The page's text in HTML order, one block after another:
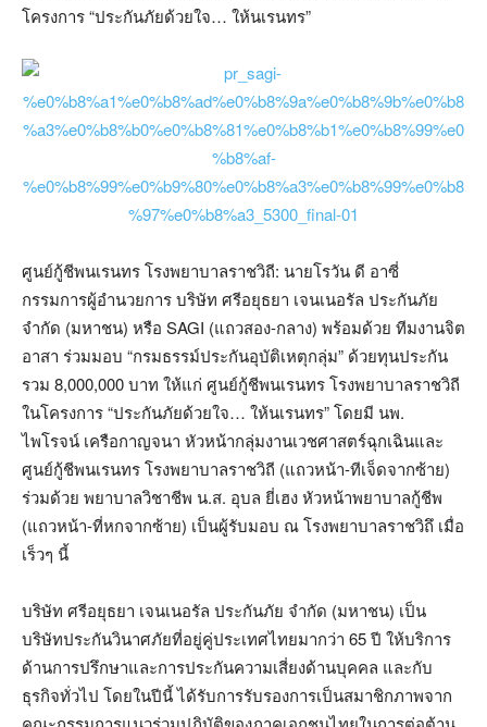
โครงการ “ประกันภัยด้วยใจ… ให้นเรนทร”
ศูนย์กู้ชีพนเรนทร โรงพยาบาลราชวิถี: นายโรวัน ดี อาซี่
กรรมการผู้อำนวยการ บริษัท ศรีอยุธยา เจนเนอรัล ประกันภัย
จำกัด (มหาชน) หรือ SAGI (แถวสอง-กลาง) พร้อมด้วย ทีมงานจิต
อาสา ร่วมมอบ “กรมธรรม์ประกันอุบัติเหตุกลุ่ม” ด้วยทุนประกัน
รวม 8,000,000 บาท ให้แก่ ศูนย์กู้ชีพนเรนทร โรงพยาบาลราชวิถี
ในโครงการ “ประกันภัยด้วยใจ… ให้นเรนทร” โดยมี นพ.
ไพโรจน์ เครือกาญจนา หัวหน้ากลุ่มงานเวชศาสตร์ฉุกเฉินและ
ศูนย์กู้ชีพนเรนทร โรงพยาบาลราชวิถี (แถวหน้า-ทีเจ็ดจากซ้าย)
ร่วมด้วย พยาบาลวิชาชีพ น.ส. อุบล ยี่เฮง หัวหน้าพยาบาลกู้ชีพ
(แถวหน้า-ที่หกจากซ้าย) เป็นผู้รับมอบ ณ โรงพยาบาลราชวิถึ เมื่อ
เร็วๆ นี้
บริษัท ศรีอยุธยา เจนเนอรัล ประกันภัย จำกัด (มหาชน) เป็น
บริษัทประกันวินาศภัยที่อยู่คู่ประเทศไทยมากว่า 65 ปี ให้บริการ
ด้านการปรึกษาและการประกันความเสี่ยงด้านบุคคล และกับ
ธุรกิจทั่วไป โดยในปีนี้ ได้รับการรับรองการเป็นสมาชิกภาพจาก